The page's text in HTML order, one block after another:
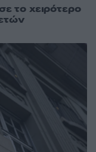
το χειρότερο